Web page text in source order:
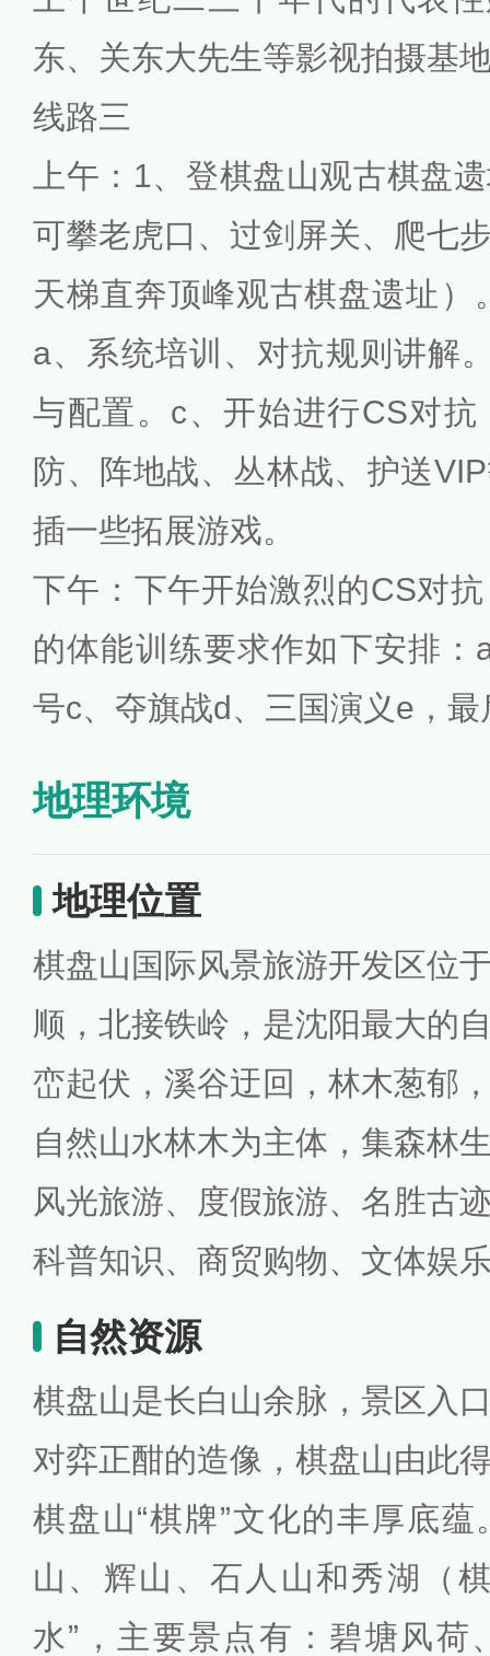
东、关东大先生等影视拍摄基
线路三
上午：1、登棋盘山观古棋盘
可攀老虎口、过剑屏关、爬七
天梯直奔顶峰观古棋盘遗址）
a、系统培训、对抗规则讲解
与配置。c、开始进行CS对
防、阵地战、丛林战、护送
插一些拓展游戏。
下午：下午开始激烈的CS对
的体能训练要求作如下安排
号c、夺旗战d、三国演义e，
地理环境
地理位置
棋盘山国际风景旅游开发区位
顺，北接铁岭，是沈阳最大的
峦起伏，溪谷迂回，林木葱郁
自然山水林木为主体，集森林
风光旅游、度假旅游、名胜古
科普知识、商贸购物、文体娱
自然资源
棋盘山是长白山余脉，景区入
对弈正酣的造像，棋盘山由此
棋盘山“棋牌”文化的丰厚底
山、辉山、石人山和秀湖（
水”，主要景点有：碧塘风荷